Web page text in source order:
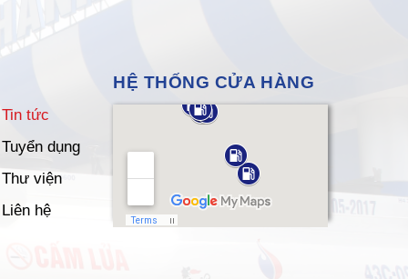
Tin tức
Tuyển dụng
Thư viện
Liên hệ
HỆ THỐNG CỬA HÀNG